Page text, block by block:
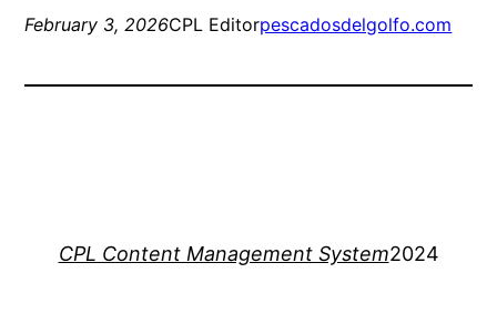
February 3, 2026CPL Editorpescadosdelgolfo.com
CPL Content Management System2024